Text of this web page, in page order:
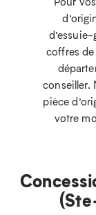
coffres
conseiller.
pièce
votre